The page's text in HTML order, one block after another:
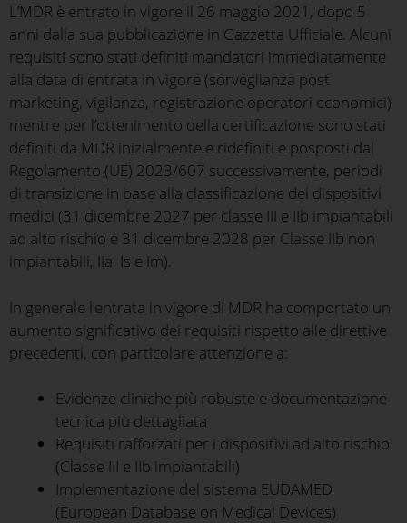
L’MDR è entrato in vigore il 26 maggio 2021, dopo 5
anni dalla sua pubblicazione in Gazzetta Ufficiale. Alcuni
requisiti sono stati definiti mandatori immediatamente
alla data di entrata in vigore (sorveglianza post
marketing, vigilanza, registrazione operatori economici)
mentre per l’ottenimento della certificazione sono stati
definiti da MDR inizialmente e ridefiniti e posposti dal
Regolamento (UE) 2023/607 successivamente, periodi
di transizione in base alla classificazione dei dispositivi
medici (31 dicembre 2027 per classe III e IIb impiantabili
ad alto rischio e 31 dicembre 2028 per Classe IIb non
impiantabili, IIa, Is e Im).
In generale l’entrata in vigore di MDR ha comportato un
aumento significativo dei requisiti rispetto alle direttive
precedenti, con particolare attenzione a:
Evidenze cliniche più robuste e documentazione
tecnica più dettagliata
Requisiti rafforzati per i dispositivi ad alto rischio
(Classe III e IIb impiantabili)
Implementazione del sistema EUDAMED
(European Database on Medical Devices)